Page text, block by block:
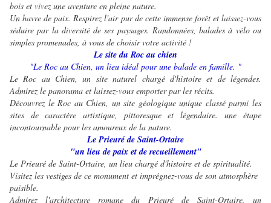
bois et vivez une aventure en pleine nature.
Un havre de paix. Respirez l'air pur de cette immense forêt et laissez-vous
séduire par la diversité de ses paysages. Randonnées, balades à vélo ou
simples promenades, à vous de choisir votre activité !
Le site du Roc au chien
"Le Roc au Chien, un lieu idéal pour une balade en famille. "
Le Roc au Chien, un site naturel chargé d'histoire et de légendes.
Admirez le panorama et laissez-vous emporter par les récits.
Découvrez le Roc au Chien, un site géologique unique classé parmi les
sites de caractère artistique, pittoresque et légendaire. une étape
incontournable pour les amoureux de la nature.
Le Prieuré de Saint-Ortaire
"un lieu de paix et de recueillement"
Le Prieuré de Saint-Ortaire, un lieu chargé d'histoire et de spiritualité.
Visitez les vestiges de ce monument et imprégnez-vous de son atmosphère
paisible.
Admirez l'architecture romane du Prieuré de Saint-Ortaire, un